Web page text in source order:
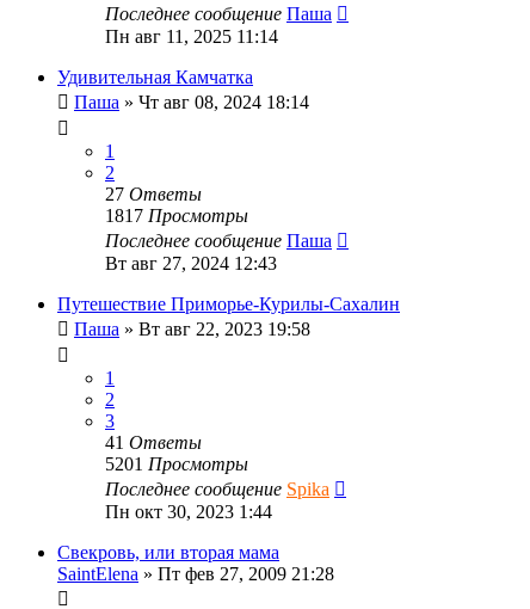
Последнее сообщение Паша
Пн авг 11, 2025 11:14
Удивительная Камчатка
Паша » Чт авг 08, 2024 18:14
1
2
27 Ответы
1817 Просмотры
Последнее сообщение Паша
Вт авг 27, 2024 12:43
Путешествие Приморье-Курилы-Сахалин
Паша » Вт авг 22, 2023 19:58
1
2
3
41 Ответы
5201 Просмотры
Последнее сообщение Spika
Пн окт 30, 2023 1:44
Свекровь, или вторая мама
SaintElena » Пт фев 27, 2009 21:28